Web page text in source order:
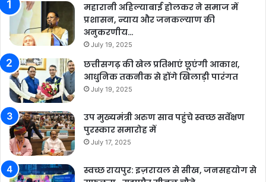
महारानी अहिल्याबाई होलकर ने समाज में
प्रशासन, न्याय और जनकल्याण की
अनुकरणीय…
July 19, 2025
छत्तीसगढ़ की खेल प्रतिभाएं छूएंगी आकाश,
आधुनिक तकनीक से होंगे खिलाड़ी पारंगत
July 19, 2025
उप मुख्यमंत्री अरुण साव पहुंचे स्वच्छ सर्वेक्षण
पुरस्कार समारोह में
July 17, 2025
स्वच्छ रायपुर: इज़रायल से सीख, जनसहयोग से